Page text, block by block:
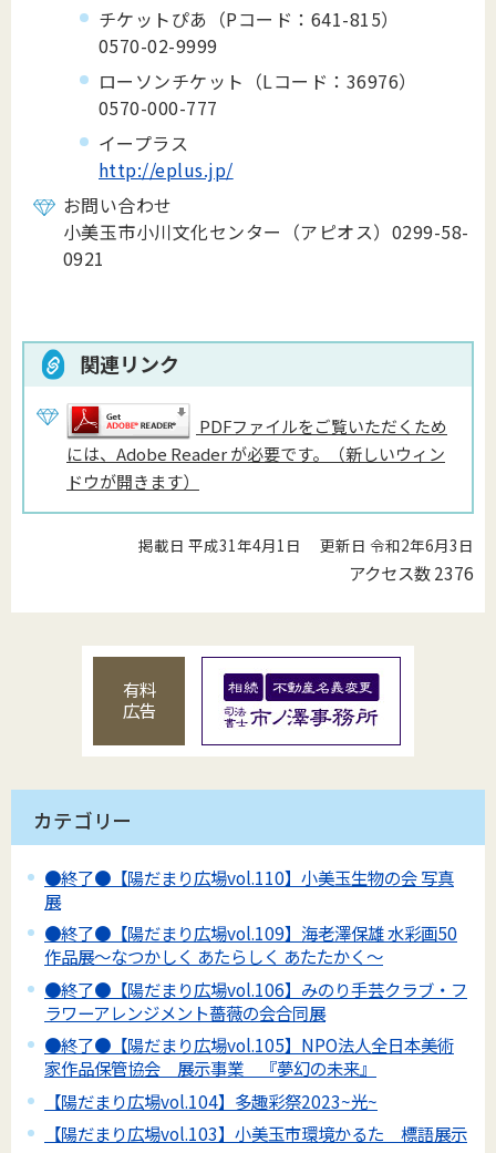
チケットぴあ（Pコード：641-815）
0570-02-9999
ローソンチケット（Lコード：36976）
0570-000-777
イープラス
http://eplus.jp/
お問い合わせ
小美玉市小川文化センター（アピオス）0299-58-
0921
関連リンク
PDFファイルをご覧いただくため
には、Adobe Reader が必要です。（新しいウィン
ドウが開きます）
掲載日 平成31年4月1日 更新日 令和2年6月3日
アクセス数2376
有料
広告
カテゴリー
●終了●【陽だまり広場vol.110】小美玉生物の会 写真
展
●終了●【陽だまり広場vol.109】海老澤保雄 水彩画50
作品展～なつかしく あたらしく あたたかく～
●終了●【陽だまり広場vol.106】みのり手芸クラブ・フ
ラワーアレンジメント薔薇の会合同展
●終了●【陽だまり広場vol.105】NPO法人全日本美術
家作品保管協会 展示事業 『夢幻の未来』
【陽だまり広場vol.104】多趣彩祭2023~光~
【陽だまり広場vol.103】小美玉市環境かるた 標語展示